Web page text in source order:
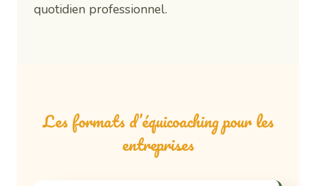
quotidien professionnel.
Les formats d’équicoaching pour les
entreprises